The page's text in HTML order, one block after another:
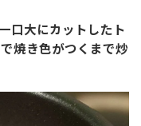
口大にカットしたト
焼き色がつくまで炒